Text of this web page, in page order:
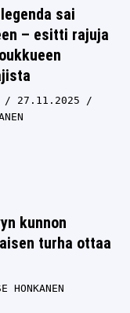
sai
– esitti rajuja
27.11.2025
kunnon
turha ottaa
HONKANEN